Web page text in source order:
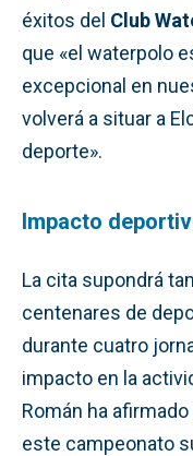
éxitos del Club
que «el waterpolo
excepcional en
volverá a situar a
deporte».
Impacto
La cita supondrá
centenares de
durante cuatro
impacto en la
Román ha
este campeonato